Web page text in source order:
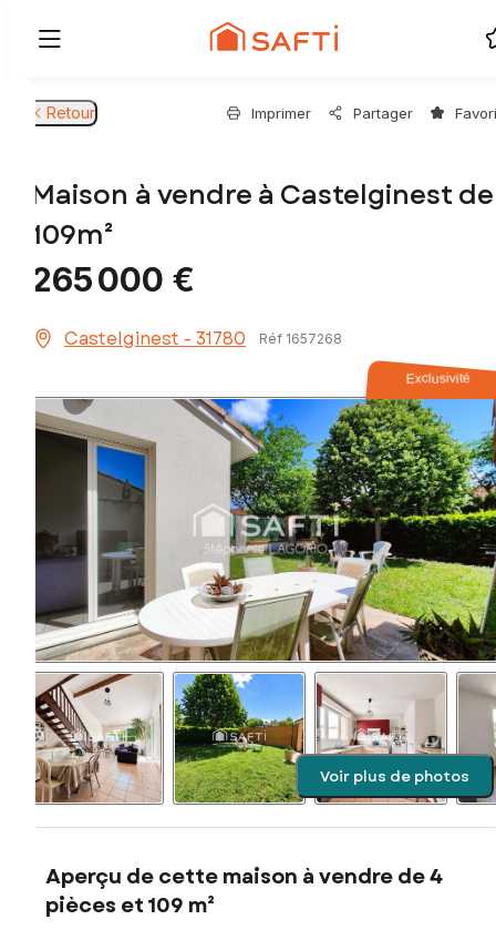
Retour Imprimer Partager
Maison à vendre à Castelginest de
109m²
265 000 €
Castelginest - 31780 Réf 1657268
Exclusivité
Voir plus de photos
Aperçu de cette maison à vendre de 4
pièces et 109 m²